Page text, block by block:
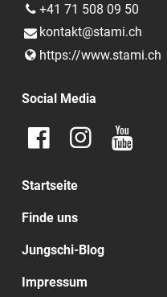
+41 71 508 09 50
kontakt@​stami.​ch
https://www.​stami.​ch
Social Media
Startseite
Finde uns
Jungschi-Blog
Impressum